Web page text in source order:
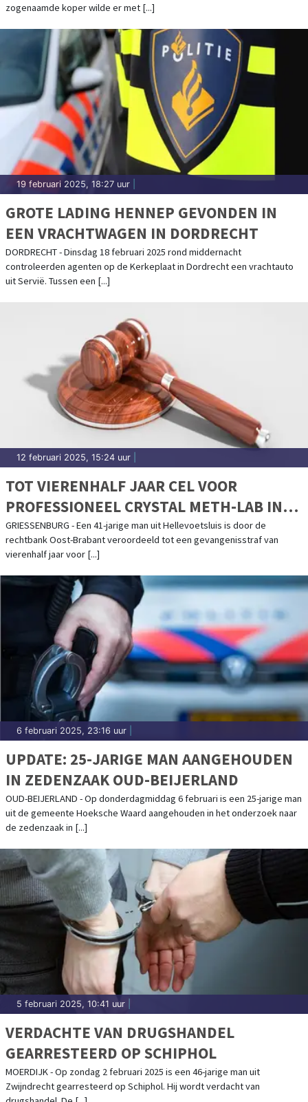
zogenaamde koper wilde er met [...]
19 februari 2025, 18:27 uur
GROTE LADING HENNEP GEVONDEN IN
EEN VRACHTWAGEN IN DORDRECHT
DORDRECHT - Dinsdag 18 februari 2025 rond middernacht
controleerden agenten op de Kerkeplaat in Dordrecht een vrachtauto
uit Servië. Tussen een [...]
12 februari 2025, 15:24 uur
TOT VIERENHALF JAAR CEL VOOR
PROFESSIONEEL CRYSTAL METH-LAB IN
GIESSENBURG
GRIESSENBURG - Een 41-jarige man uit Hellevoetsluis is door de
rechtbank Oost-Brabant veroordeeld tot een gevangenisstraf van
vierenhalf jaar voor [...]
6 februari 2025, 23:16 uur
UPDATE: 25-JARIGE MAN AANGEHOUDEN
IN ZEDENZAAK OUD-BEIJERLAND
OUD-BEIJERLAND - Op donderdagmiddag 6 februari is een 25-jarige man
uit de gemeente Hoeksche Waard aangehouden in het onderzoek naar
de zedenzaak in [...]
5 februari 2025, 10:41 uur
VERDACHTE VAN DRUGSHANDEL
GEARRESTEERD OP SCHIPHOL
MOERDIJK - Op zondag 2 februari 2025 is een 46-jarige man uit
Zwijndrecht gearresteerd op Schiphol. Hij wordt verdacht van